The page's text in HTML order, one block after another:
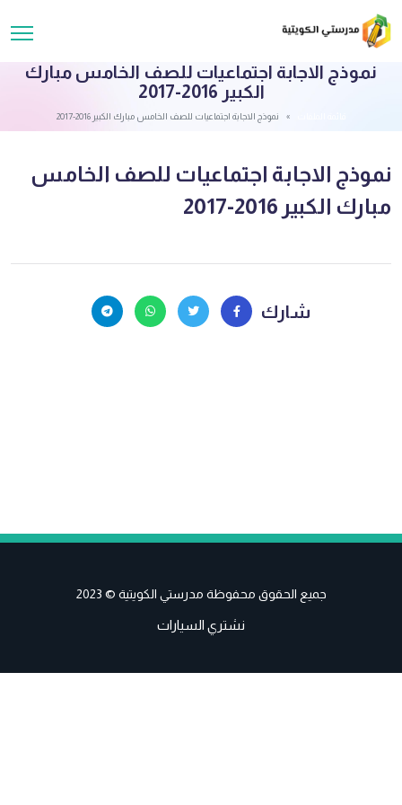
نموذج الاجابة اجتماعيات للصف الخامس مبارك
الكبير 2016-2017
نموذج الاجابة اجتماعيات للصف الخامس مبارك الكبير 2016-2017
نموذج الاجابة اجتماعيات للصف الخامس
مبارك الكبير 2016-2017
شارك
جميع الحقوق محفوظة مدرستي الكويتية © 2023
نشتري السيارات